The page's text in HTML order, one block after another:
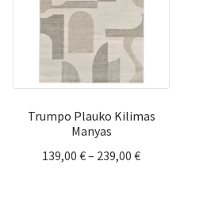
Trumpo Plauko Kilimas
Manyas
139,00 €– 239,00 €Price